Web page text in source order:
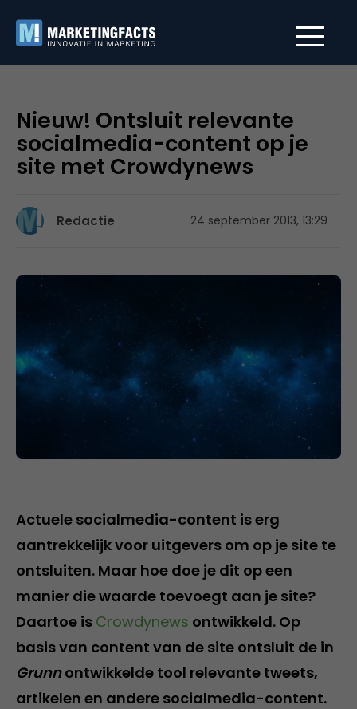
Nieuw! Ontsluit relevante
socialmedia-content op je
site met Crowdynews
Redactie 24 september 2013, 13:29
Actuele socialmedia-content is erg
aantrekkelijk voor uitgevers om op je site te
ontsluiten. Maar hoe doe je dit op een
manier die waarde toevoegt aan je site?
Daartoe is Crowdynews ontwikkeld. Op
basis van content van de site ontsluit de in
Grunnontwikkelde tool relevante tweets,
artikelen en andere socialmedia-content.